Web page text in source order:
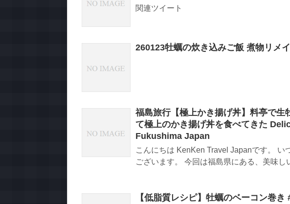
関連ツイート
260123牡蠣の炊き込みご飯 煮物リメ
福島旅行【極上かき揚げ丼】料亭で生
て極上のかき揚げ丼を食べてきた
Fukushima Japan
こんにちは KenKen Travel Japanです。 い
ございます。 今回は福島県にある、美味し
【低脂質レシピ】牡蠣のベーコン巻